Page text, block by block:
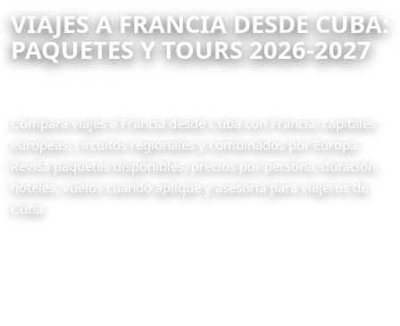
VIAJES A FRANCIA DESDE CUBA:
PAQUETES Y TOURS 2026-2027
Compara viajes a Francia desde Cuba con Francia, capitales
europeas, circuitos regionales y combinados por Europa.
Revisa paquetes disponibles, precios por persona, duración,
hoteles, vuelos cuando aplique y asesoría para viajeros de
Cuba.